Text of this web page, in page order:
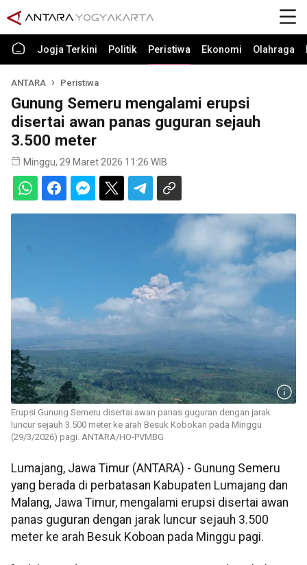
Jogja Terkini Politik Peristiwa Ekonomi Olahraga
ANTARA Peristiwa
Gunung Semeru mengalami erupsi
disertai awan panas guguran sejauh
3.500 meter
Minggu, 29 Maret 2026 11:26 WIB
Erupsi Gunung Semeru disertai awan panas guguran dengan jarak
luncur sejauh 3.500 meter ke arah Besuk Kobokan pada Minggu
(29/3/2026) pagi. ANTARA/HO-PVMBG
Lumajang, Jawa Timur (ANTARA) - Gunung Semeru
yang berada di perbatasan Kabupaten Lumajang dan
Malang, Jawa Timur, mengalami erupsi disertai awan
panas guguran dengan jarak luncur sejauh 3.500
meter ke arah Besuk Koboan pada Minggu pagi.